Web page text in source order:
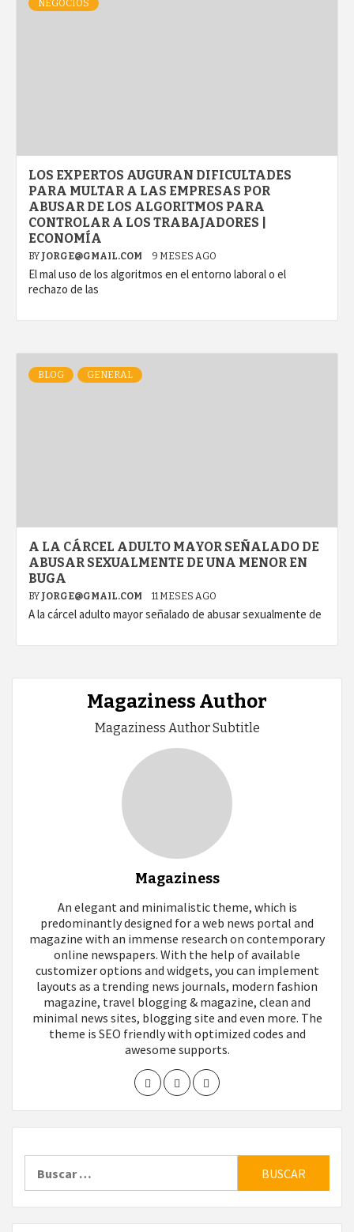
NEGOCIOS
LOS EXPERTOS AUGURAN DIFICULTADES
PARA MULTAR A LAS EMPRESAS POR
ABUSAR DE LOS ALGORITMOS PARA
CONTROLAR A LOS TRABAJADORES |
ECONOMÍA
BY JORGE@GMAIL.COM 9 MESES AGO
El mal uso de los algoritmos en el entorno laboral o el
rechazo de las
BLOG GENERAL
A LA CÁRCEL ADULTO MAYOR SEÑALADO DE
ABUSAR SEXUALMENTE DE UNA MENOR EN
BUGA
BY JORGE@GMAIL.COM 11 MESES AGO
A la cárcel adulto mayor señalado de abusar sexualmente de
Magaziness Author
Magaziness Author Subtitle
Magaziness
An elegant and minimalistic theme, which is
predominantly designed for a web news portal and
magazine with an immense research on contemporary
online newspapers. With the help of available
customizer options and widgets, you can implement
layouts as a trending news journals, modern fashion
magazine, travel blogging & magazine, clean and
minimal news sites, blogging site and even more. The
theme is SEO friendly with optimized codes and
awesome supports.